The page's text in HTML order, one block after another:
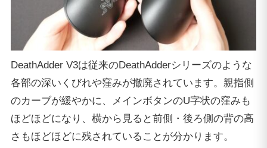
DeathAdder V3は従来のDeathAdderシリーズのような
各部の深いくびれや窪みが撤廃されています。親指側
のカーブが緩やかに、メインボタンのU字状の窪みも
ほどほどになり、横から見ると前側・後ろ側の背の高
さもほどほどに残されていることが分かります。